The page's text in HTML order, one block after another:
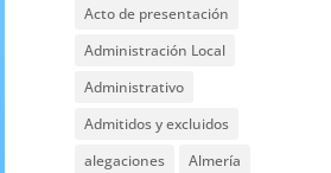
Acto de presentación
Administración Local
Administrativo
Admitidos y excluidos
alegaciones
Almería